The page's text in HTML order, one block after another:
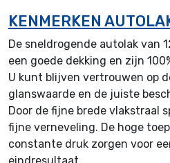
KENMERKEN
De sneldrogende autolak van
een goede dekking en zijn
U kunt blijven vertrouwen op
glanswaarde en de juiste
Door de fijne brede vlakstraal
fijne verneveling. De hoge
constante druk zorgen voor
eindresultaat.